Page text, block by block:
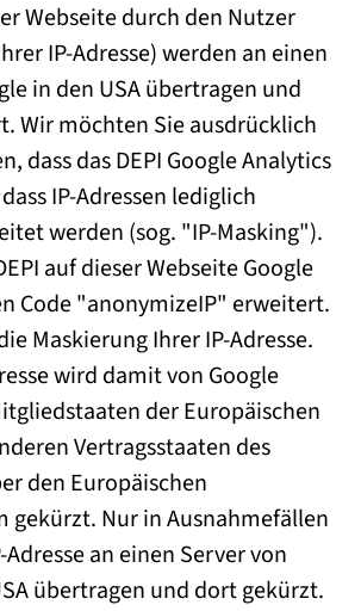
Webseite durch den Nutzer
IP-Adresse) werden an einen
in den USA übertragen und
Wir möchten Sie ausdrücklich
dass das DEPI Google Analytics
IP-Adressen lediglich
werden (sog. "IP-Masking").
auf dieser Webseite Google
Code "anonymizeIP" erweitert.
Maskierung Ihrer IP-Adresse.
wird damit von Google
der Europäischen
Vertragsstaaten des
den Europäischen
gekürzt. Nur in Ausnahmefällen
an einen Server von
übertragen und dort gekürzt.